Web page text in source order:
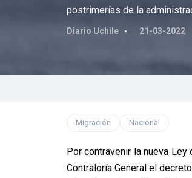
postrimerías de la
Diario Uchile 21-03-2022
Migración Nacional
Por contravenir la nueva
Contraloría General el